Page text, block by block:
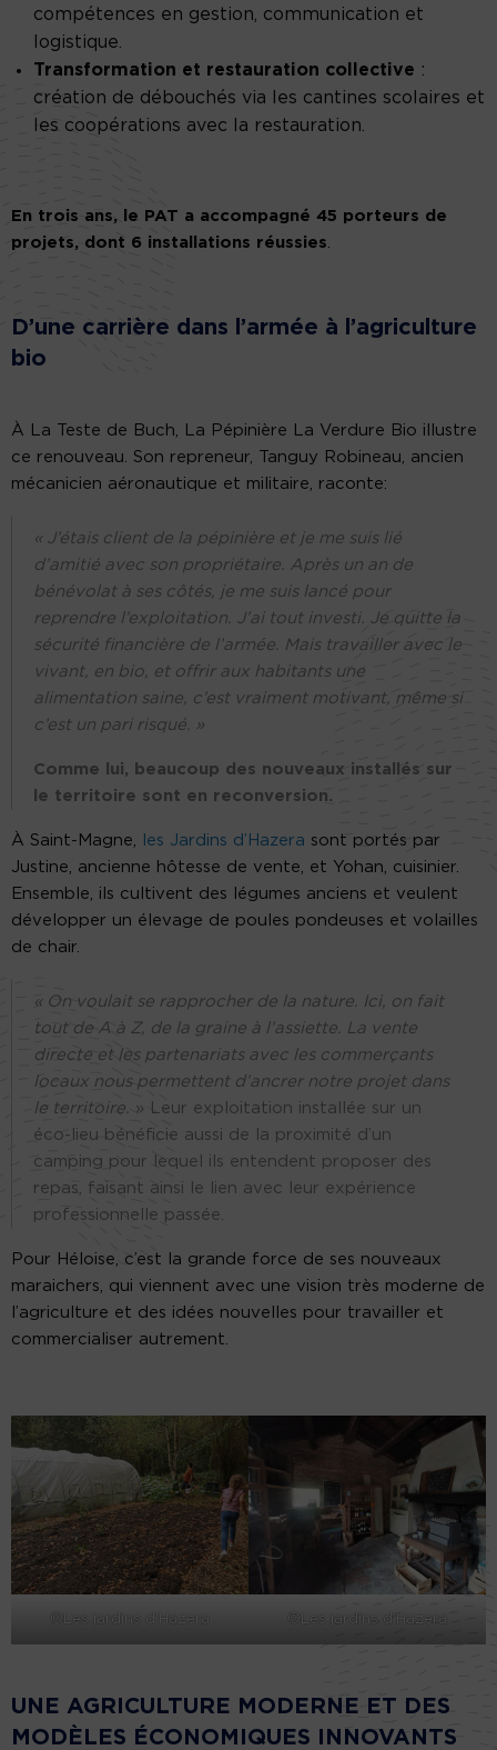
compétences en gestion, communication et
logistique.
Transformation et restauration collective :
création de débouchés via les cantines scolaires et
les coopérations avec la restauration.
En trois ans, le PAT a accompagné 45 porteurs de
projets, dont 6 installations réussies.
D’une carrière dans l’armée à l’agriculture
bio
À La Teste de Buch, La Pépinière La Verdure Bio illustre
ce renouveau. Son repreneur, Tanguy Robineau, ancien
mécanicien aéronautique et militaire, raconte:
« J’étais client de la pépinière et je me suis lié
d’amitié avec son propriétaire. Après un an de
bénévolat à ses côtés, je me suis lancé pour
reprendre l’exploitation. J’ai tout investi. Je quitte la
sécurité financière de l’armée. Mais travailler avec le
vivant, en bio, et offrir aux habitants une
alimentation saine, c’est vraiment motivant, même si
c’est un pari risqué. »
Comme lui, beaucoup des nouveaux installés sur
le territoire sont en reconversion.
À Saint-Magne, les Jardins d’Hazera sont portés par
Justine, ancienne hôtesse de vente, et Yohan, cuisinier.
Ensemble, ils cultivent des légumes anciens et veulent
développer un élevage de poules pondeuses et volailles
de chair.
« On voulait se rapprocher de la nature. Ici, on fait
tout de A à Z, de la graine à l’assiette. La vente
directe et les partenariats avec les commerçants
locaux nous permettent d’ancrer notre projet dans
le territoire. » Leur exploitation installée sur un
éco-lieu bénéficie aussi de la proximité d’un
camping pour lequel ils entendent proposer des
repas, faisant ainsi le lien avec leur expérience
professionnelle passée.
Pour Héloise, c’est la grande force de ses nouveaux
maraichers, qui viennent avec une vision très moderne de
l’agriculture et des idées nouvelles pour travailler et
commercialiser autrement.
©Les jardins d’Hazera ©Les jardins d’Hazera
UNE AGRICULTURE MODERNE ET DES
MODÈLES ÉCONOMIQUES INNOVANTS